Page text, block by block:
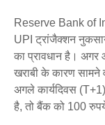
Reserve Bank of
UPI ट्रांजैक्शन
का प्रावधान है।
खराबी के कारण सामने
अगले कार्यदिवस
है, तो बैंक को 100